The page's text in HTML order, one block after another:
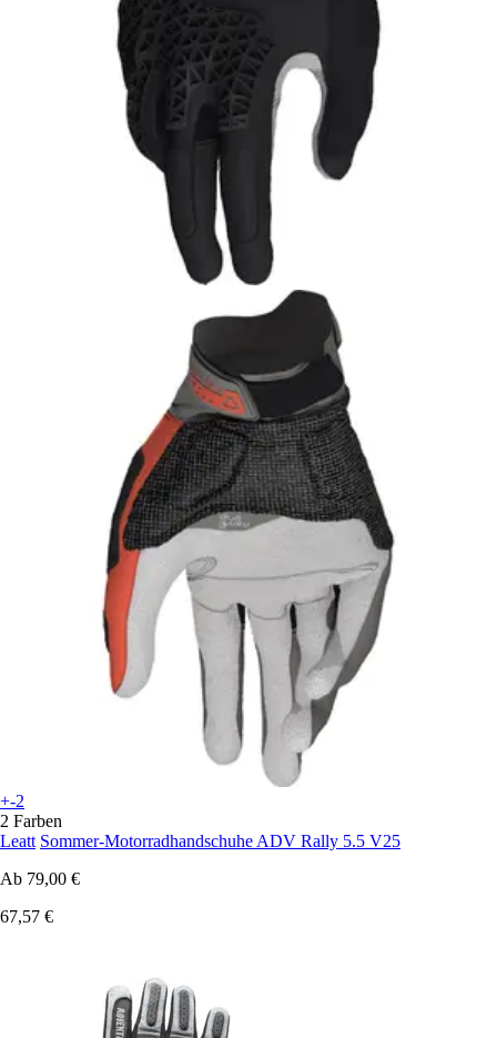
+-2
2 Farben
Leatt Sommer-Motorradhandschuhe ADV Rally 5.5 V25
Ab 79,00 €
67,57 €